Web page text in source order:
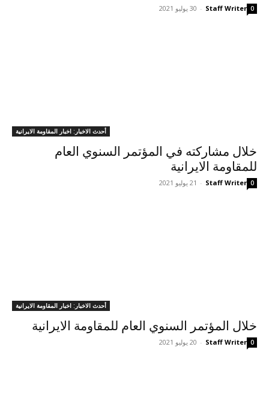
Staff Writer
- 30 يوليو 2021 0
أحدث الاخبار: اخبار المقاومة الايرانية
خلال مشاركته في المؤتمر السنوي العام
للمقاومة الايرانية
Staff Writer
- 21 يوليو 2021 0
أحدث الاخبار: اخبار المقاومة الايرانية
خلال المؤتمر السنوي العام للمقاومة الايرانية
Staff Writer
- 20 يوليو 2021 0